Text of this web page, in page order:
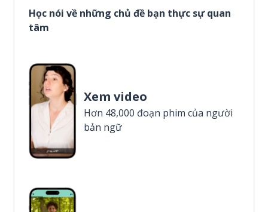
Học nói về những chủ đề bạn thực sự quan
tâm
Xem video
Hơn 48,000 đoạn phim của người
bản ngữ